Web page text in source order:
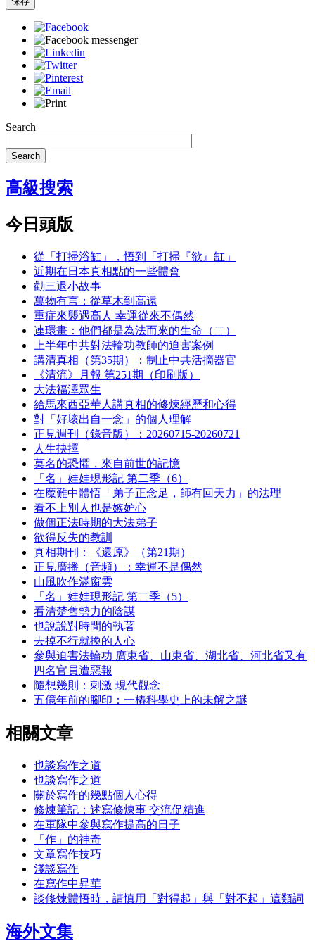
Search
Search
高級搜索
今日頭版
從「打掃浴缸」，悟到「打掃『欲』缸」
近期在日本真相點的一些體會
勸三退小故事
萬物有言：從草木到高遠
重症來襲遇高人 幸運從來不偶然
連環畫：他們都是為法而來的生命（二）
上半年中共對法輪功教師的迫害案例
講清真相（第35期）：制止中共活摘器官
《清流》月報 第251期（印刷版）
大法福澤眾生
給馬來西亞華人講真相的修煉經歷和心得
對「好壞出自一念」的個人理解
正見週刊（錄音版）：20260715-20260721
人生抉擇
莫名的恐懼，來自前世的記憶
「名」娃娃現形記 第二季（6）
在魔難中體悟「弟子正念足，師有回天力」的法理
看不上別人也是嫉妒心
做個正法時期的大法弟子
欲得反失的教訓
真相期刊：《還原》（第21期）
正見廣播（音頻）：幸運不是偶然
山風吹作滿窗雲
「名」娃娃現形記 第二季（5）
看清楚舊勢力的陰謀
也說說對時間的執著
去掉不行就換的人心
參與迫害法輪功 廣東省、山東省、湖北省、河北省又有
四名官員遭惡報
隨想幾則：刺激 現代觀念
五億年前的腳印：一樁科學史上的未解之謎
相關文章
也談寫作之道
也談寫作之道
關於寫作的幾點個人心得
修煉筆記：述寫修煉事 交流促精進
在軍隊中參與寫作提高的日子
「作」的神奇
文章寫作技巧
淺談寫作
在寫作中昇華
談修煉體悟時，請慎用「對得起」與「對不起」這類詞
海外文集